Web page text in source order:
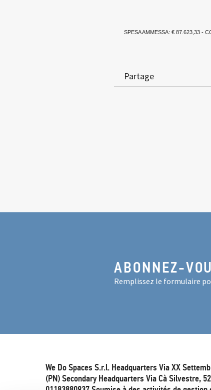
SPESA AMMESSA: € 87.623,33 -
Partage
ABONNEZ-
Remplissez le formulaire
We Do Spaces S.r.l. Headquarters Via XX
(PN) Secondary Headquarters Via Cà Silvestre,